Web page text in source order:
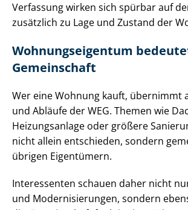
Verfassung wirken sich spürbar auf
zusätzlich zu Lage und Zustand der
Woh­nungs­ei­gen­tum
Gemeinschaft
Wer eine Wohnung kauft, übernimmt
und Abläufe der WEG. Themen wie
Heizungsanlage oder größere
nicht allein entschieden, sondern
übrigen Eigentümern.
Interessenten schauen daher nicht
und Mo­der­ni­sie­run­gen, sondern